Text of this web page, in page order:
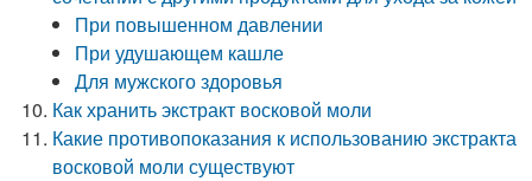
При повышенном давлении
При удушающем кашле
Для мужского здоровья
Как хранить экстракт восковой моли
Какие противопоказания к использованию экстракта
восковой моли существуют